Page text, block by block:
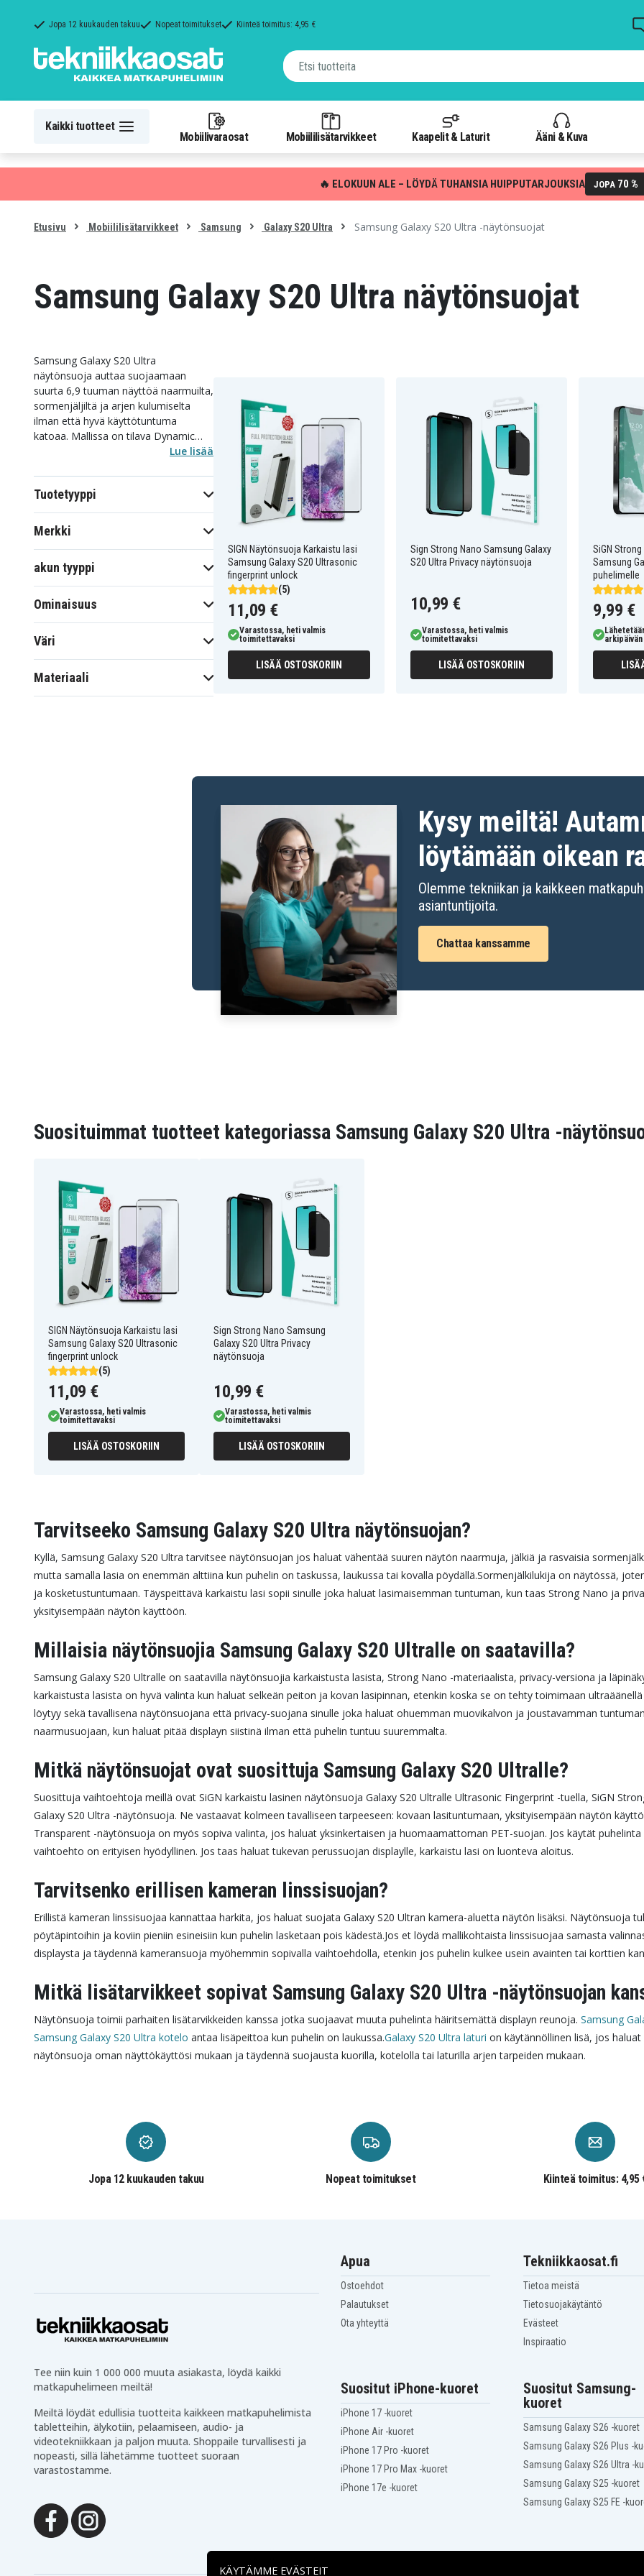
Jopa 12 kuukauden takuu Nopeat toimitukset Kiinteä toimitus: 4,95 €
Kaikki tuotteet
Mobiilivaraosat Mobiililisätarvikkeet Kaapelit & Laturit Ääni & Kuva
🔥 ELOKUUN ALE – LÖYDÄ TUHANSIA HUIPPUTARJOUKSIA JOPA 70 %
Etusivu Mobiililisätarvikkeet Samsung Galaxy S20 Ultra Samsung Galaxy S20 Ultra -näytönsuojat
Samsung Galaxy S20 Ultra näytönsuojat
Samsung Galaxy S20 Ultra
näytönsuoja auttaa suojaamaan
suurta 6,9 tuuman näyttöä naarmuilta,
sormenjäljiltä ja arjen kulumiselta
ilman että hyvä käyttötuntuma
katoaa. Mallissa on tilava Dynamic
AMOLED -näyttö pyöristetyillä kulmilla
materiaali ovat tärkeitä kun valitset
täyspeittävän karkaistun lasin, privacy-
suojan, läpinäkyvän PET-suojan ja
selvästi esillä takana, voit täydentää
suojausta muilla lisätarvikkeilla kun
näyttö on kunnossa. Valitse sopiva
jatka alemmas lukemaan valinta-apua.
Lue lisää
Tuotetyyppi
Merkki
akun tyyppi
Ominaisuus
Väri
Materiaali
SIGN Näytönsuoja Karkaistu lasi
Samsung Galaxy S20 Ultrasonic
fingerprint unlock
(5)
11,09 €
Varastossa, heti valmis
toimitettavaksi
LISÄÄ OSTOSKORIIN
Sign Strong Nano Samsung Galaxy
S20 Ultra Privacy näytönsuoja
10,99 €
Varastossa, heti valmis
toimitettavaksi
LISÄÄ OSTOSKORIIN
SiGN
Samsung
puhelimelle
9,99 €
Kysy meiltä!
löytämään oikean
Olemme tekniikan ja kaikkeen
asiantuntijoita.
Chattaa kanssamme
Suosituimmat tuotteet kategoriassa Samsung Galaxy S20 Ultra -
SIGN Näytönsuoja Karkaistu lasi
Samsung Galaxy S20 Ultrasonic
fingerprint unlock
(5)
11,09 €
Varastossa, heti valmis
toimitettavaksi
LISÄÄ OSTOSKORIIN
Sign Strong Nano Samsung
Galaxy S20 Ultra Privacy
näytönsuoja
10,99 €
Varastossa, heti valmis
toimitettavaksi
LISÄÄ OSTOSKORIIN
Tarvitseeko Samsung Galaxy S20 Ultra näytönsuojan?
Kyllä, Samsung Galaxy S20 Ultra tarvitsee näytönsuojan jos haluat vähentää suuren näytön naarmuja, jälkiä ja rasvaisia
mutta samalla lasia on enemmän alttiina kun puhelin on taskussa, laukussa tai kovalla pöydällä.Sormenjälkilukija on näytössä,
ja kosketustuntumaan. Täyspeittävä karkaistu lasi sopii sinulle joka haluat lasimaisemman tuntuman, kun taas Strong Nano ja
yksityisempään näytön käyttöön.
Millaisia näytönsuojia Samsung Galaxy S20 Ultralle on saatavilla?
Samsung Galaxy S20 Ultralle on saatavilla näytönsuojia karkaistusta lasista, Strong Nano -materiaalista, privacy-versiona ja
karkaistusta lasista on hyvä valinta kun haluat selkeän peiton ja kovan lasipinnan, etenkin koska se on tehty toimimaan
löytyy sekä tavallisena näytönsuojana että privacy-suojana sinulle joka haluat ohuemman muovikalvon ja joustavamman
naarmusuojaan, kun haluat pitää displayn siistinä ilman että puhelin tuntuu suuremmalta.
Mitkä näytönsuojat ovat suosittuja Samsung Galaxy S20 Ultralle?
Suosittuja vaihtoehtoja meillä ovat SiGN karkaistu lasinen näytönsuoja Galaxy S20 Ultralle Ultrasonic Fingerprint -tuella, SiGN
Galaxy S20 Ultra -näytönsuoja. Ne vastaavat kolmeen tavalliseen tarpeeseen: kovaan lasituntumaan, yksityisempään näytön
Transparent -näytönsuoja on myös sopiva valinta, jos haluat yksinkertaisen ja huomaamattoman PET-suojan. Jos käytät
vaihtoehto on erityisen hyödyllinen. Jos taas haluat tukevan perussuojan displaylle, karkaistu lasi on luonteva aloitus.
Tarvitsenko erillisen kameran linssisuojan?
Erillistä kameran linssisuojaa kannattaa harkita, jos haluat suojata Galaxy S20 Ultran kamera-aluetta näytön lisäksi. Näytönsuoja
pöytäpintoihin ja koviin pieniin esineisiin kun puhelin lasketaan pois kädestä.Jos et löydä mallikohtaista linssisuojaa samasta
displaysta ja täydennä kameransuoja myöhemmin sopivalla vaihtoehdolla, etenkin jos puhelin kulkee usein avainten tai korttien
Mitkä lisätarvikkeet sopivat Samsung Galaxy S20 Ultra -näytönsuojan
Näytönsuoja toimii parhaiten lisätarvikkeiden kanssa jotka suojaavat muuta puhelinta häiritsemättä displayn reunoja. Samsung
Samsung Galaxy S20 Ultra kotelo antaa lisäpeittoa kun puhelin on laukussa.Galaxy S20 Ultra laturi on käytännöllinen lisä, jos
näytönsuoja oman näyttökäyttösi mukaan ja täydennä suojausta kuorilla, kotelolla tai laturilla arjen tarpeiden mukaan.
Jopa 12 kuukauden takuu Nopeat toimitukset Kiinteä toimitus: 4,95
Tee niin kuin 1 000 000 muuta asiakasta, löydä kaikki
matkapuhelimeen meiltä!
Meiltä löydät edullisia tuotteita kaikkeen matkapuhelimista
tabletteihin, älykotiin, pelaamiseen, audio- ja
videotekniikkaan ja paljon muuta. Shoppaile turvallisesti ja
nopeasti, sillä lähetämme tuotteet suoraan
varastostamme.
Apua
Ostoehdot
Palautukset
Ota yhteyttä
Tekniikkaosat.fi
Tietoa meistä
Tietosuojakäytäntö
Evästeet
Inspiraatio
Suositut iPhone-kuoret
iPhone 17 -kuoret
iPhone Air -kuoret
iPhone 17 Pro -kuoret
iPhone 17 Pro Max -kuoret
iPhone 17e -kuoret
Suositut Samsung-
kuoret
Samsung Galaxy S26 -kuoret
Samsung Galaxy S26 Plus -
Samsung Galaxy S26 Ultra -
Samsung Galaxy S25 -kuoret
Samsung Galaxy S25 FE -
KÄYTÄMME EVÄSTEIT